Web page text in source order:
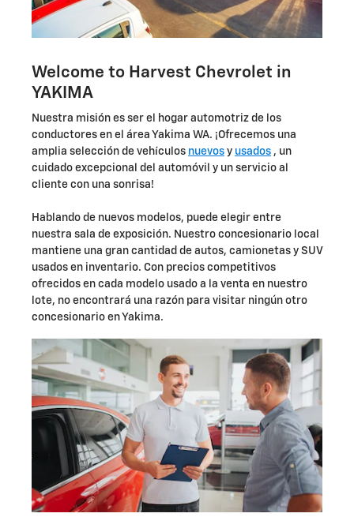
Welcome to Harvest Chevrolet in
YAKIMA
Nuestra misión es ser el hogar automotriz de los
conductores en el área Yakima WA. ¡Ofrecemos una
amplia selección de vehículos nuevos y usados , un
cuidado excepcional del automóvil y un servicio al
cliente con una sonrisa!
Hablando de nuevos modelos, puede elegir entre
nuestra sala de exposición. Nuestro concesionario local
mantiene una gran cantidad de autos, camionetas y SUV
usados en inventario. Con precios competitivos
ofrecidos en cada modelo usado a la venta en nuestro
lote, no encontrará una razón para visitar ningún otro
concesionario en Yakima.